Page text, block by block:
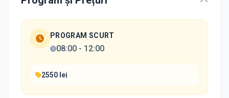
PROGRAM SCURT
08:00 - 12:00
2550 lei